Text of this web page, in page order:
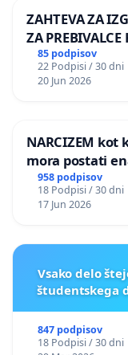
ZAHTEVA ZA
ZA PREBIVALCE
PRESTRANEK
85 podpisov
22 Podpisi / 30 dni
20 Jun 2026
NARCIZEM kot
mora postati
nasilje
958 podpisov
18 Podpisi / 30 dni
17 Jun 2026
Vsako delo
študentskega
847 podpisov
18 Podpisi / 30 dni